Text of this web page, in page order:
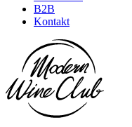
B2B
Kontakt